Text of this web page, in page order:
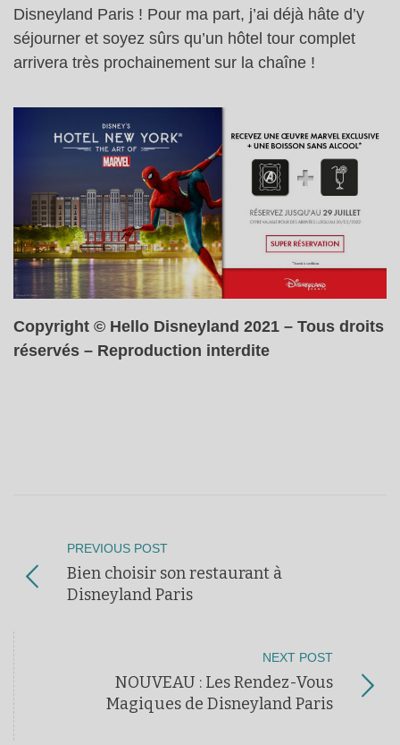
Disneyland Paris ! Pour ma part, j’ai déjà hâte d’y
séjourner et soyez sûrs qu’un hôtel tour complet
arrivera très prochainement sur la chaîne !
Copyright © Hello Disneyland 2021 – Tous droits
réservés – Reproduction interdite
PREVIOUS POST
Bien choisir son restaurant à
Disneyland Paris
NEXT POST
NOUVEAU : Les Rendez-Vous
Magiques de Disneyland Paris